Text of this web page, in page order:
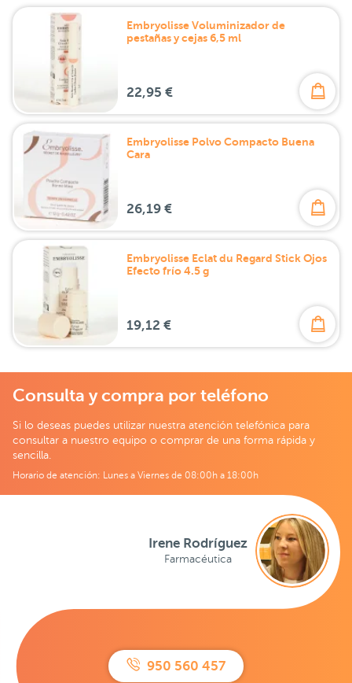
Embryolisse Voluminizador de
pestañas y cejas 6,5 ml
22,95 €
Embryolisse Polvo Compacto Buena
Cara
26,19 €
Embryolisse Eclat du Regard Stick Ojos
Efecto frío 4.5 g
19,12 €
Consulta y compra por teléfono
Si lo deseas puedes utilizar nuestra atención telefónica para
consultar a nuestro equipo o comprar de una forma rápida y
sencilla.
Horario de atención: Lunes a Viernes de 08:00h a 18:00h
950 560 457
Irene Rodríguez
Farmacéutica